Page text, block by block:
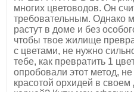
многих цветоводов. Он
требовательным. Однако
растут в доме и без
чтобы твое жилище
с цветами, не нужно
тебе, как превратить 1
опробовали этот метод,
красотой орхидей в